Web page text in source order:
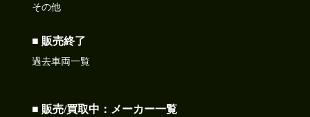
その他
■ 販売終了
過去車両一覧
■ 販売/買取中：メーカー一覧